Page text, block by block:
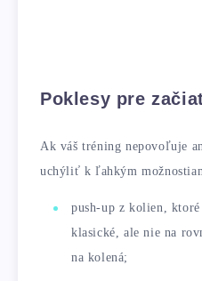
Poklesy pre
Ak váš tréning nepovoľuje
uchýliť k ľahkým
push-up z kolien, ktoré
klasické, ale nie na
na kolená;